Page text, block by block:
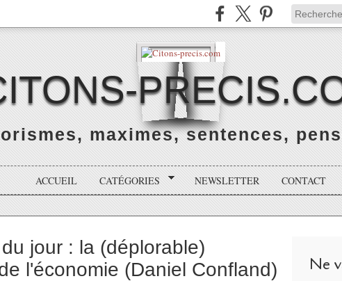
maximes, sentences,
ACCUEIL CATÉGORIES NEWSLETTER CONTACT
jour : la (déplorable)
l'économie (Daniel Confland)
Ne